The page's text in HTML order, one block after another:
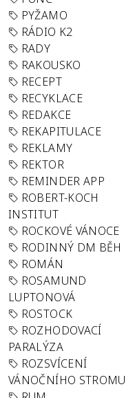
PYŽAMO
RÁDIO K2
RADY
RAKOUSKO
RECEPT
RECYKLACE
REDAKCE
REKAPITULACE
REKLAMY
REKTOR
REMINDER APP
ROBERT-KOCH
INSTITUT
ROCKOVÉ VÁNOCE
RODINNÝ DM BĚH
ROMÁN
ROSAMUND
LUPTONOVÁ
ROSTOCK
ROZHODOVACÍ
PARALÝZA
ROZSVÍCENÍ
VÁNOČNÍHO STROMU